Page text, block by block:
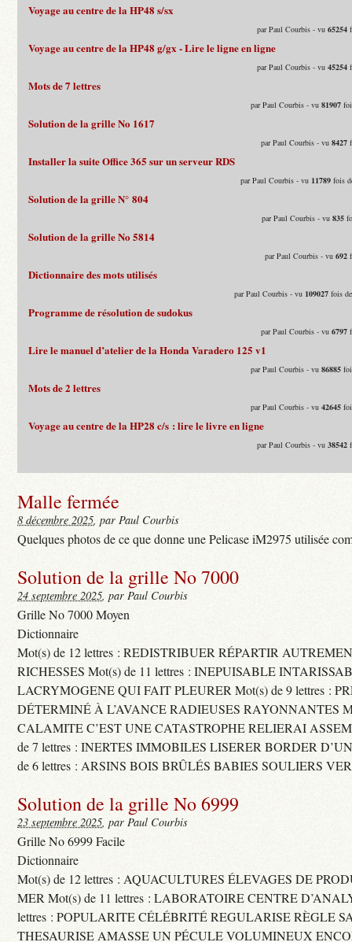
Voyage au centre de la HP48 s/sx
par Paul Courbis - vu65254
Voyage au centre de la HP48 g/gx - Lire le ligne en ligne
par Paul Courbis - vu45254
Mots de 7 lettres
par Paul Courbis - vu81907
Solution de la grille No 1617
par Paul Courbis - vu8427
Installer la suite Office 365 sur un serveur RDS
par Paul Courbis - vu 11789 fois
Solution de la grille N° 804
par Paul Courbis - vu835
Solution de la grille No 5814
par Paul Courbis - vu692
Dictionnaire des mots utilisés
par Paul Courbis - vu 109027 fois
Programme de résolution de sudokus
par Paul Courbis - vu6797
Lire le manuel d’atelier de la Honda Varadero 125 v1
par Paul Courbis - vu86885
Mots de 2 lettres
par Paul Courbis - vu42645
Voyage au centre de la HP28 c/s : lire le livre en ligne
par Paul Courbis - vu38542
Malle fermée
8 décembre 2025, par Paul Courbis
Quelques photos de ce que donne une Pelicase iM2975 utilisée
Solution de la grille No 7000
24 septembre 2025, par Paul Courbis
Grille No 7000 Moyen
Dictionnaire
Mot(s) de 12 lettres : REDISTRIBUER RÉPARTIR
RICHESSES Mot(s) de 11 lettres : INEPUISABLE
LACRYMOGENE QUI FAIT PLEURER Mot(s) de 9 lettres :
DÉTERMINÉ À L’AVANCE RADIEUSES RAYONNANTES
CALAMITE C’EST UNE CATASTROPHE RELIERAI
de 7 lettres : INERTES IMMOBILES LISERER BORDER
de 6 lettres : ARSINS BOIS BRÛLÉS BABIES SOULIERS
Solution de la grille No 6999
23 septembre 2025, par Paul Courbis
Grille No 6999 Facile
Dictionnaire
Mot(s) de 12 lettres : AQUACULTURES ÉLEVAGES DE
MER Mot(s) de 11 lettres : LABORATOIRE CENTRE
lettres : POPULARITE CÉLÉBRITÉ REGULARISE RÈGLE
THESAURISE AMASSE UN PÉCULE VOLUMINEUX